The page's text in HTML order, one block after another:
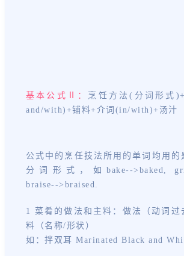
基本公式Ⅱ： 烹饪方法(分词形式
and/with)+铺料+介词(in/with)+汤汁
公式中的烹任技法所用的单词均用的
分词形式，如bake-->baked,
braise-->braised.
1 菜肴的做法和主料：做法（动词过
料（名称/形状）
如：拌双耳 Marinated Black and